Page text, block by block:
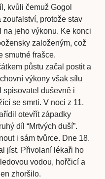
kvůli čemuž Gogol
protože stav
jeho výkonu. Ke konci
založeným, což
smutné frašce.
půstu začal postit a
výkony však sílu
spisovatel duševně i
se smrti. V noci z 11.
otevřít západky
díl “Mrtvých duší”.
i sám tvůrce. Dne 18.
jíst. Přivolaní lékaři ho
vodou, hořčicí a
zhoršilo.